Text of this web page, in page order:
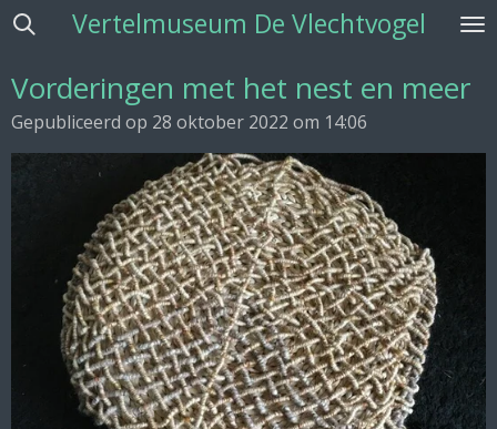
Ga
naar
de
hoofdinhoud
Vertelmuseum De Vlechtvogel
Vorderingen met het nest en meer
Gepubliceerd op 28 oktober 2022 om 14:06